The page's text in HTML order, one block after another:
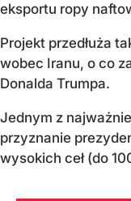
eksportu ropy
Projekt przedłuża
wobec Iranu, o co
Donalda Trumpa.
Jednym z
przyznanie
wysokich ceł (do